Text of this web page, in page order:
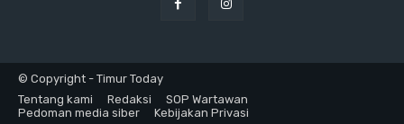
© Copyright - Timur Today
Tentang kami
Redaksi
SOP Wartawan
Pedoman media siber
Kebijakan Privasi